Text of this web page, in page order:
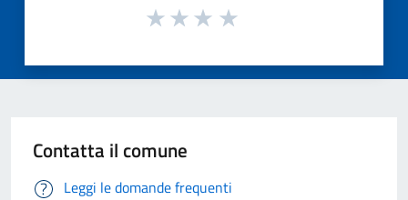
Contatta il comune
Leggi le domande frequenti